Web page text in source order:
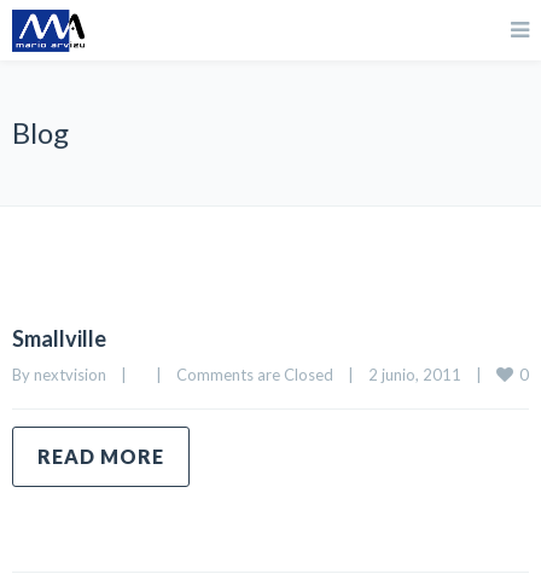
Blog
Smallville
By nextvision Comments are Closed 2 junio, 2011 0
READ MORE